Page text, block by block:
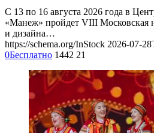
С 13 по 16 августа 2026 года в
«Манеж» пройдет VIII Московская
и дизайна…
https://schema.org/InStock 2026-07-
0Бесплатно 1442 21